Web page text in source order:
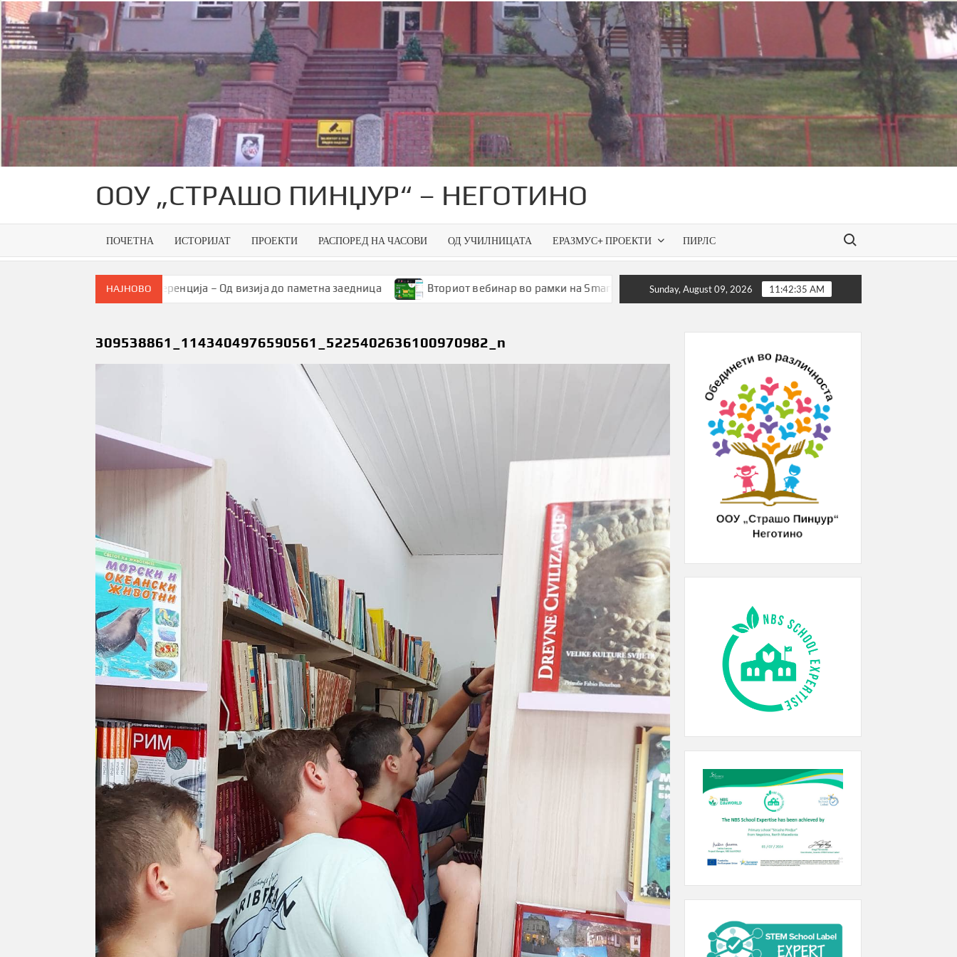
Skip
to
content
ООУ „СТРАШО ПИНЏУР“ – НЕГОТИНО
ПОЧЕТНА ИСТОРИЈАТ ПРОЕКТИ РАСПОРЕД НА ЧАСОВИ ОД УЧИЛНИЦАТА ЕРАЗМУС+ ПРОЕКТИ ПИРЛС
Search for:
НАЈНОВО
Конференција – Од визија до паметна заедница Вториот вебинар во рамки на Smart Green Spaces – презентирана одобрената програма за слободниот изборен
Sunday, August 09, 2026 11:42:36 AM
309538861_1143404976590561_5225402636100970982_n